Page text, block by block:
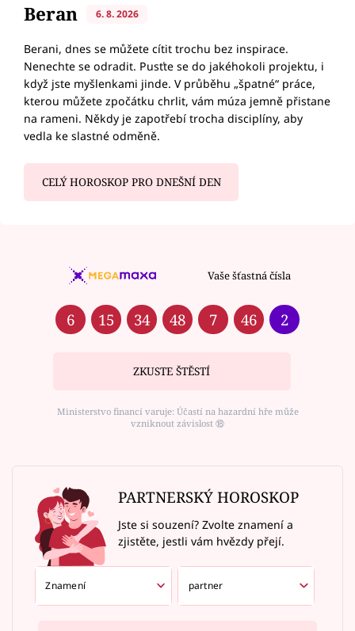
Beran 6. 8. 2026
Berani, dnes se můžete cítit trochu bez inspirace.
Nenechte se odradit. Pusťte se do jakéhokoli projektu, i
když jste myšlenkami jinde. V průběhu „špatné“ práce,
kterou můžete zpočátku chrlit, vám múza jemně přistane
na rameni. Někdy je zapotřebí trocha disciplíny, aby
vedla ke slastné odměně.
CELÝ HOROSKOP PRO DNEŠNÍ DEN
Vaše šťastná čísla
6 15 34 48 7 46 2
ZKUSTE ŠTĚSTÍ
Ministerstvo financí varuje: Účastí na hazardní hře může
vzniknout závislost ⑱
PARTNERSKÝ HOROSKOP
Jste si souzení? Zvolte znamení a
zjistěte, jestli vám hvězdy přejí.